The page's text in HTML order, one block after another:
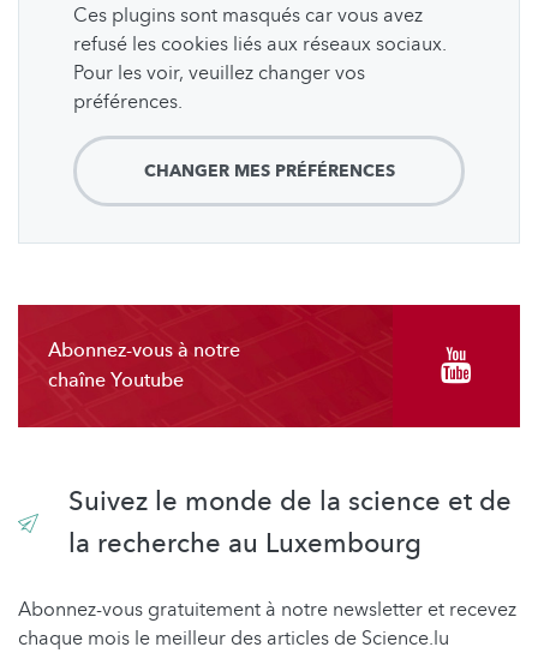
Ces plugins sont masqués car vous avez
refusé les cookies liés aux réseaux sociaux.
Pour les voir, veuillez changer vos
préférences.
CHANGER MES PRÉFÉRENCES
Abonnez-vous à notre
chaîne Youtube
Suivez le monde de la science et de
la recherche au Luxembourg
Abonnez-vous gratuitement à notre newsletter et recevez
chaque mois le meilleur des articles de Science.lu